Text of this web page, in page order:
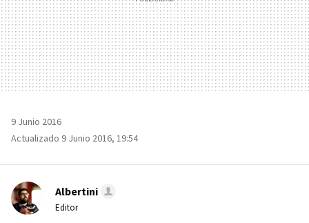
9 Junio 2016
Actualizado 9 Junio 2016, 19:54
Albertini
Editor